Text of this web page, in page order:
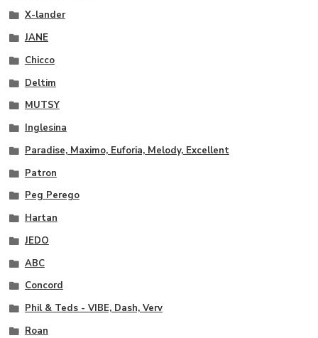
X-lander
JANE
Chicco
Deltim
MUTSY
Inglesina
Paradise, Maximo, Euforia, Melody, Excellent
Patron
Peg Perego
Hartan
JEDO
ABC
Concord
Phil & Teds - VIBE, Dash, Verv
Roan